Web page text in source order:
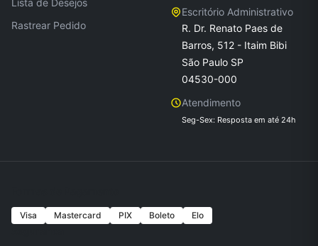
Lista de Desejos
Rastrear Pedido
Escritório Administrativo
R. Dr. Renato Paes de
Barros, 512 - Itaim Bibi
São Paulo SP
04530-000
Atendimento
Seg-Sex: Resposta em até 24h
Visa Mastercard PIX Boleto Elo